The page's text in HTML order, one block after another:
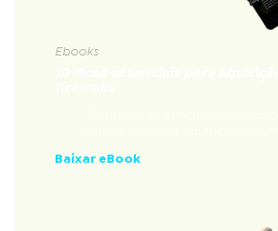
Ebooks
Baixar eBook